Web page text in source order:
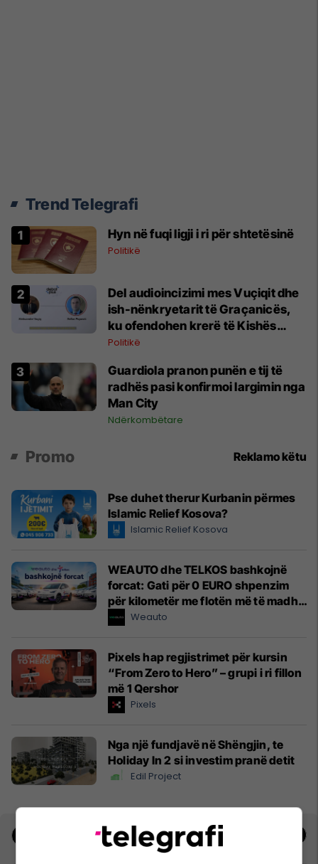
Trend Telegrafi
Hyn në fuqi ligji i ri për shtetësinë
Politikë
Del audioincizimi mes Vuçiqit dhe
ish-nënkryetarit të Graçanicës,
ku ofendohen krerë të Kishës
Ortodokse Serbe
Politikë
Guardiola pranon punën e tij të
radhës pasi konfirmoi largimin nga
Man City
Ndërkombëtare
Promo Reklamo këtu
Pse duhet therur Kurbanin përmes
Islamic Relief Kosova?
Islamic Relief Kosova
WEAUTO dhe TELKOS bashkojnë
forcat: Gati për 0 EURO shpenzim
për kilometër me flotën më të madhe
elektrike të një kompanie kosovare
Weauto
Pixels hap regjistrimet për kursin
“From Zero to Hero” – grupi i ri fillon
më 1 Qershor
Pixels
Nga një fundjavë në Shëngjin, te
Holiday In 2 si investim pranë detit
Edil Project
Real Estate